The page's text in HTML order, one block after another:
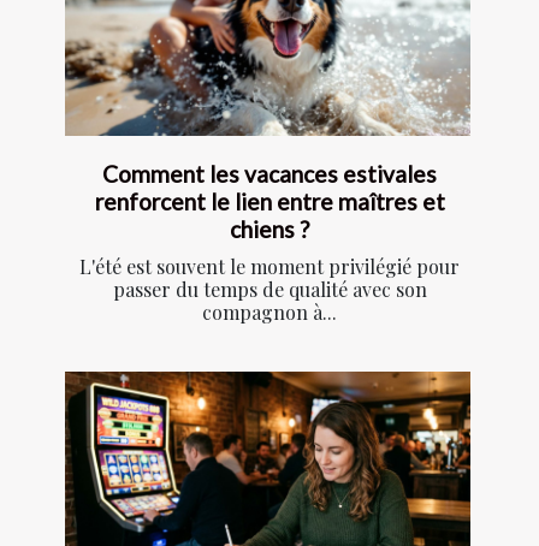
Comment les vacances estivales
renforcent le lien entre maîtres et
chiens ?
L'été est souvent le moment privilégié pour
passer du temps de qualité avec son
compagnon à...